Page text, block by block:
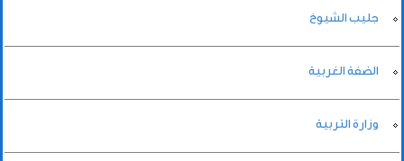
جليب الشيوخ
الضفة الغربية
وزارة التربية